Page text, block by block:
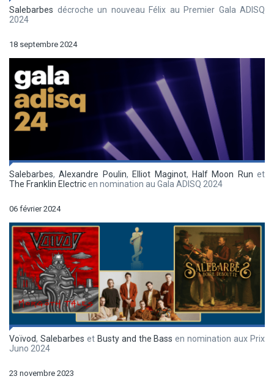
Salebarbes décroche un nouveau Félix au Premier Gala ADISQ
2024
18 septembre 2024
Salebarbes,Alexandre Poulin, Elliot Maginot, Half Moon Run et
The Franklin Electricen nomination au Gala ADISQ 2024
06 février 2024
Voïvod, Salebarbes et Busty and the Bass en nomination aux Prix
Juno 2024
23 novembre 2023